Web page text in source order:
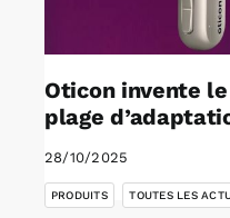
Oticon invente
plage
28/10/2025
PRODUITS
,
TOUTES LES